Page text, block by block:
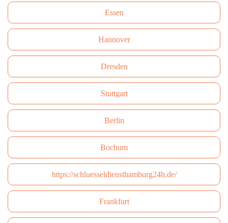
Essen
Hannover
Dresden
Stuttgart
Berlin
Bochum
https://schluesseldiensthamburg24h.de/
Frankfurt